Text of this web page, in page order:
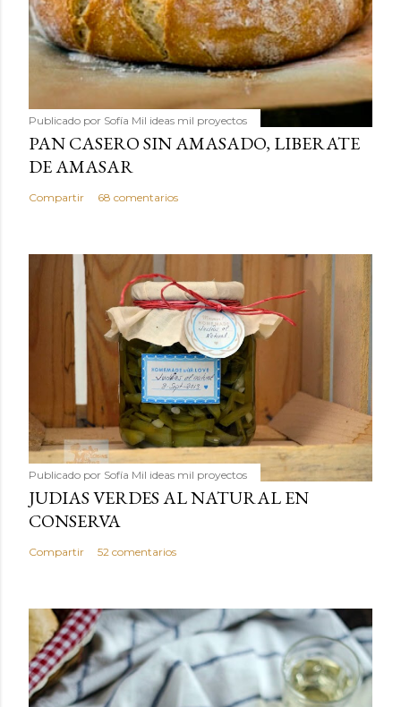
Publicado por Sofía Mil ideas mil proyectos
PAN CASERO SIN AMASADO, LIBERATE
DE AMASAR
Compartir 68 comentarios
Publicado por Sofía Mil ideas mil proyectos
JUDIAS VERDES AL NATURAL EN
CONSERVA
Compartir 52 comentarios